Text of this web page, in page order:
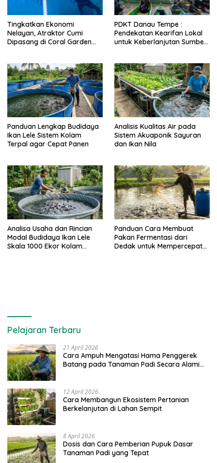
Tingkatkan Ekonomi
Nelayan, Atraktor Cumi
Dipasang di Coral Garden
PDKT Danau Tempe :
Pendekatan Kearifan Lokal
untuk Keberlanjutan Sumber
Panduan Lengkap Budidaya
Ikan Lele Sistem Kolam
Terpal agar Cepat Panen
Analisis Kualitas Air pada
Sistem Akuaponik Sayuran
dan Ikan Nila
Analisa Usaha dan Rincian
Modal Budidaya Ikan Lele
Skala 1000 Ekor Kolam
Panduan Cara Membuat
Pakan Fermentasi dari
Dedak untuk Mempercepat
Pelajaran Terbaru
21 April 2026
Cara Ampuh Mengatasi Hama Penggerek
Batang pada Tanaman Padi Secara Alami
12 April 2026
Cara Membangun Ekosistem Pertanian
Berkelanjutan di Lahan Sempit
8 April 2026
Dosis dan Cara Pemberian Pupuk Dasar
Tanaman Padi yang Tepat